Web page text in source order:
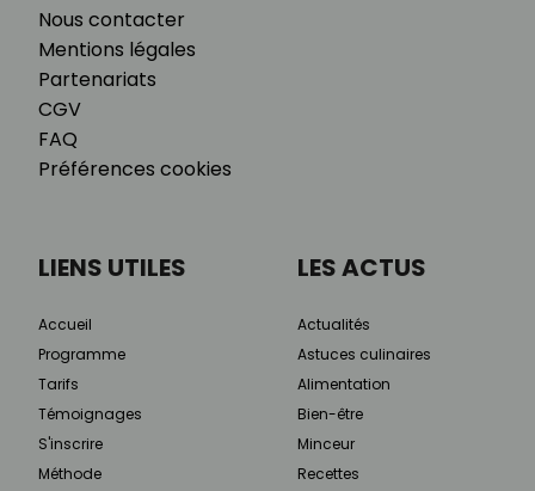
Nous contacter
Mentions légales
Partenariats
CGV
FAQ
Préférences cookies
LIENS UTILES
Accueil
Programme
Tarifs
Témoignages
S'inscrire
Méthode
LES ACTUS
Actualités
Astuces culinaires
Alimentation
Bien-être
Minceur
Recettes